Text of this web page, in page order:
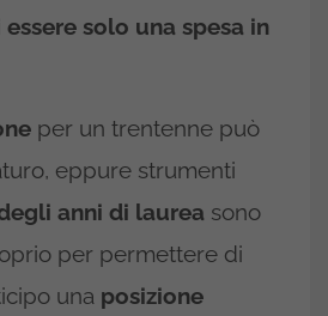
solo una spesa in
per un trentenne può
eppure strumenti
anni di laurea sono
per permettere di
una posizione